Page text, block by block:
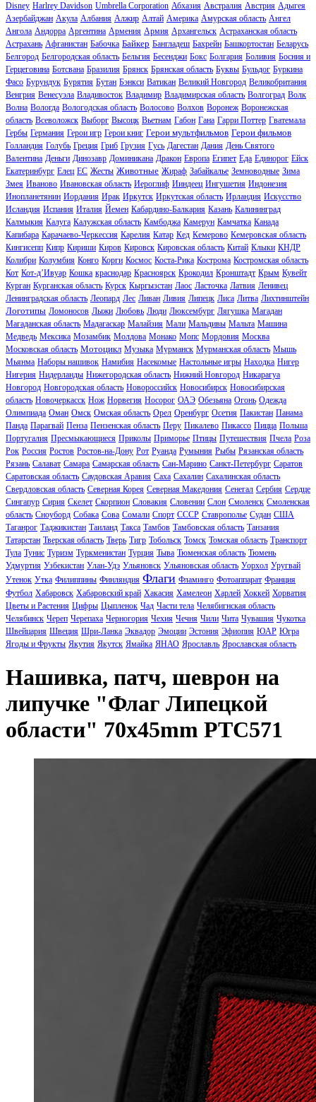
Disney Harlrey Davidson Umbrella Corporation Абхазия Австралия Австрия Адыгея
Азербайджан Акула Албания Алжир Алтай Америка Амурская область Ангел
Ангола Андорра Аргентина Армения Армия Архангельск Астраханская область
Астрахань Афганистан Бабочка Байкер Бангладеш Бахрейн Башкортостан Беларусь
Белгород Белгородская область Бельгия Бесенджи Бокс Болгария Боливия Босния и
Герцеговина Ботсвана Бразилия Брянск Брянская область Буквы Бульдог Буркина
Фасо Бурундук Бурятия Бутан Бэнкси Ватикан Великий Новгород Великобритания
Венгрия Венесуэла Владивосток Владимир Владимирская область Волгоград Волк
Волна Вологда Вологодская область Волосово Волхов Воронеж Воронежская
область Всеволожск Выборг Высоцк Вьетнам Габон Гана Гарри Поттер Гватемала
Гербы Германия Герои игр Герои книг Герои мультфильмов Герои фильмов
Голландия Голубь Греция Гриб Грузия Гусь Дагестан Дания День Святого
Валентина Деньги Динозавр Доминикана Дракон Европа Египет Еда Единорог Ейск
Екатеринбург Елец ЕС Жесты Животные Жираф Забайкалье Земноводные Зима
Змея Иваново Ивановская область Иероглиф Ииндеец Ингушетия Индонезия
Инопланетянин Иордания Ирак Иркутск Иркутская область Ирландия Искусство
Исландия Испания Италия Йемен Кабардино-Балкария Казань Калининград
Калмыкия Калуга Калужская область Камбоджа Камерун Камчатка Канада
Капибара Карачаево-Черкессия Карелия Катар Кед Кемерово Кемеровская область
Кингисепп Кипр Кириши Киров Кировск Кировская область Китай Клыки КНДР
Колибри Колумбия Конго Корги Космос Коста-Рика Кострома Костромская область
Кот Кот-д’Ивуар Кошка краснодар Красноярск Крокодил Кронштадт Крым Кувейт
Курган Курганская область Курск Кыргызстан Лаос Ласточка Латвия Ленивец
Ленинградская область Леопард Лес Ливан Ливия Липецк Лиса Литва Лихтинштейн
Логотипы Ломоносов Лыжи Любовь Люди Люксембург Лягушка Магадан
Магаданская область Мадагаскар Малайзия Мали Мальдивы Мальта Машина
Медведь Мексика Мозамбик Молдова Монако Мопс Мордовия Москва
Московская область Мотоцикл Музыка Мурманск Мурманская область Мышь
Мьянма Наборы нашивок Намибия Насекомые Настольные игры Находка Нигер
Нигерия Нидерланды Нижегородская область Нижний Новгород Никарагуа
Новгород Новгородская область Новороссийск Новосибирск Новосибирская
область Новочеркасск Нож Норвегия Носорог ОАЭ Обезьяна Огонь Одежда
Олимпиада Оман Омск Омская область Орел Оренбург Осетия Пакистан Панама
Панда Парагвай Пенза Пензенская область Перу Пикалево Пикассо Пицца Польша
Португалия Пресмыкающиеся Приколы Приморье Птицы Путешествия Пчела Роза
Рок Россия Ростов Ростов-на-Дону Рот Руанда Румыния Рыбы Рязанская область
Рязань Салават Самара Самарская область Сан-Марино Санкт-Петербург Саратов
Саратовская область Саудовская Аравия Саха Сахалин Сахалинская область
Свердловская область Северная Корея Северная Македония Сенегал Сербия Сердце
Сингапур Сирия Скелет Скорпион Словакия Словении Слон Смоленск Смоленская
область Сноуборд Собака Сова Сомали Спорт СССР Ставрополье Судан США
Таганрог Таджикистан Таиланд Такса Тамбов Тамбовская область Танзания
Татарстан Тверская область Тверь Тигр Тобольск Томск Томская область Транспорт
Тула Тунис Туризм Туркменистан Турция Тыва Тюменская область Тюмень
Удмуртия Узбекистан Улан-Удэ Ульяновск Ульяновская область Уорхол Уругвай
Утенок Утка Филиппины Финляндия Флаги Фламинго Фотоаппарат Франция
Футбол Хабаровск Хабаровский край Хакасия Хамелеон Харлей Хоккей Хорватия
Цветы и Растения Цифры Цыпленок Чад Части тела Челябигнская область
Челябинск Череп Черепаха Черногория Чехия Чечня Чили Чита Чувашия Чукотка
Швейцария Швеция Шри-Ланка Эквадор Эмоции Эстония Эфиопия ЮАР Югра
Ягоды и Фрукты Якутия Якутск Ямайка ЯНАО Ярославль Ярославская область
Нашивка, патч, шеврон на
липучке "Флаг Липецкой
области" 70x45mm PTC571